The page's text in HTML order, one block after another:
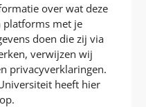
over wat deze
platforms met je
doen die zij via
verwijzen wij
privacyverklaringen.
heeft hier